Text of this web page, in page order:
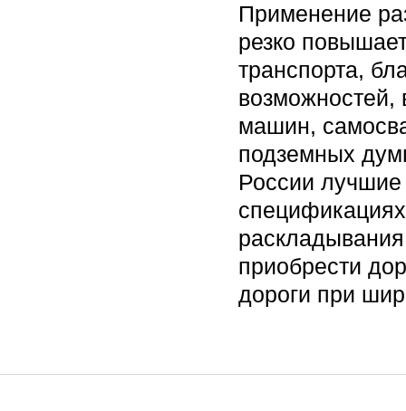
Применение
резко
транспорта,
возможностей,
машин,
подземных
России
приобрести
дороги при